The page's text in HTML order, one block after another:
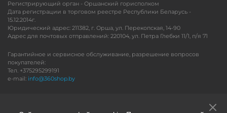
Регистрирующий орган - Оршанский горисполком
Дата регистрации в торговом реестре Республики Беларусь -
15.12.2014г.
Юридический адрес: 211382, г. Орша, ул. Перекопская, 14-90
Адрес для почтовых отправлений: 220104, ул. Петра Глебки 11/1, п/я 71
Гарантийное и сервисное обслуживание, разрешение вопросов
покупателей:
Тел. +375295299191
e-mail: info@360shop.by